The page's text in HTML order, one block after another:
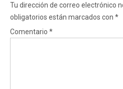
Tu dirección de correo electrónico
obligatorios están marcados con *
Comentario *